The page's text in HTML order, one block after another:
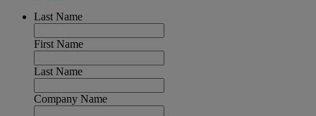
Last Name
First Name
Last Name
Company Name